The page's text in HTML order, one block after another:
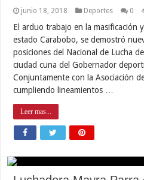
junio 18, 2018 Deportes 0
El arduo trabajo en la masificación
estado Carabobo, se demostró
posiciones del Nacional de Lucha
ciudad cuna del Gobernador
Conjuntamente con la Asociación
cumpliendo lineamientos …
Leer mas...